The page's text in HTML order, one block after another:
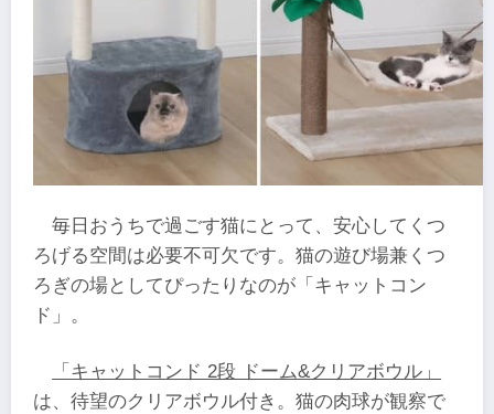
毎日おうちで過ごす猫にとって、安心してくつ
ろげる空間は必要不可欠です。猫の遊び場兼くつ
ろぎの場としてぴったりなのが「キャットコン
ド」。
「キャットコンド 2段 ドーム&クリアボウル」
は、待望のクリアボウル付き。猫の肉球が観察で